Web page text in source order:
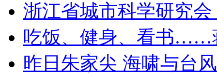
浙江省城市科学研究
吃饭、健身、看书……
昨日朱家尖 海啸与台